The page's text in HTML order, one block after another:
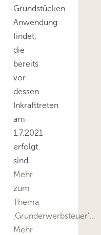
Grundstücken
Anwendung
findet,
die
bereits
vor
dessen
Inkrafttreten
am
1.7.2021
erfolgt
sind.
Mehr
zum
Thema
‚Grunderwerbsteuer’…
Mehr